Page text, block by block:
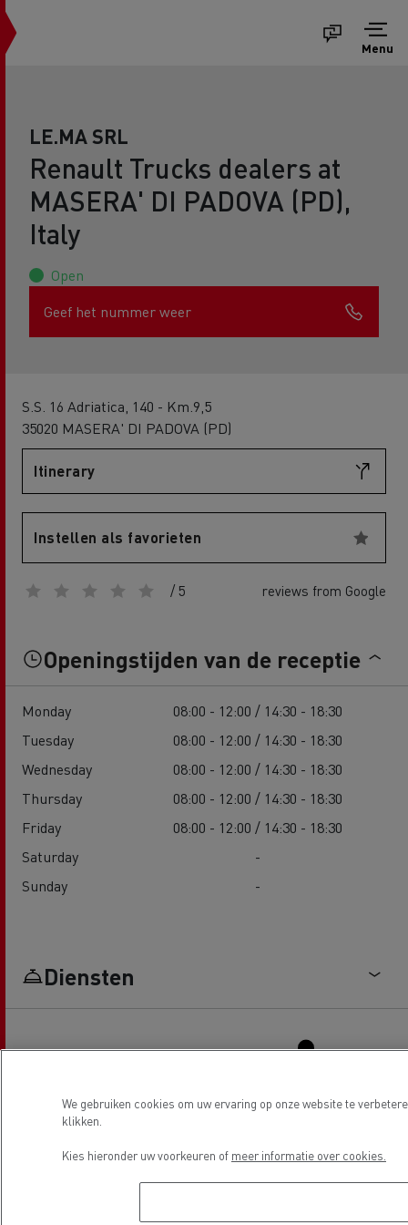
Menu
LE.MA SRL
Renault Trucks dealers at
MASERA' DI PADOVA (PD),
Italy
Open
Geef het nummer weer
S.S. 16 Adriatica, 140 - Km.9,5
35020 MASERA' DI PADOVA (PD)
Itinerary
Instellen als favorieten
/ 5 reviews from Google
Openingstijden van de receptie
Monday
08:00 - 12:00 / 14:30 - 18:30
Tuesday
08:00 - 12:00 / 14:30 - 18:30
Wednesday
08:00 - 12:00 / 14:30 - 18:30
Thursday
08:00 - 12:00 / 14:30 - 18:30
Friday
08:00 - 12:00 / 14:30 - 18:30
Saturday
-
Sunday
-
Diensten
Truck service en reparatie Bestuurdersvoorzieningen
We gebruiken cookies om uw ervaring op onze website te
klikken.
Kies hieronder uw voorkeuren of meer informatie over cookies.